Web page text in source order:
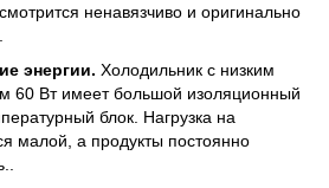
ненавязчиво и оригинально
энергии. Холодильник с низким
60 Вт имеет большой изоляционный
блок. Нагрузка на
малой, а продукты постоянно